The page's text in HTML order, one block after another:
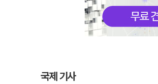
국제 기사